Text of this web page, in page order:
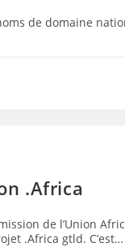
de domaine
.Africa
de l’Union
.Africa gtld. C’est…